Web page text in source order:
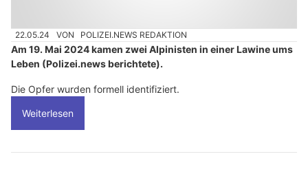
22.05.24 VON POLIZEI.NEWS REDAKTION
Am 19. Mai 2024 kamen zwei Alpinisten in einer Lawine ums
Leben (Polizei.news berichtete).
Die Opfer wurden formell identifiziert.
Weiterlesen